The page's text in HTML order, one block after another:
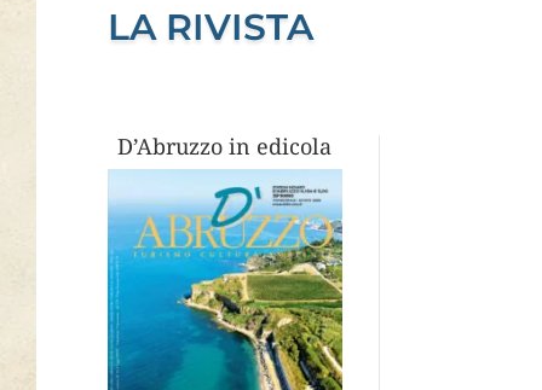
LA RIVISTA
D’Abruzzo in edicola